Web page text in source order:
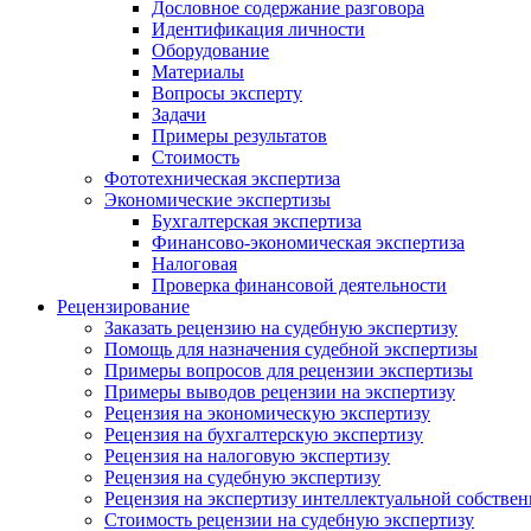
Дословное содержание разговора
Идентификация личности
Оборудование
Материалы
Вопросы эксперту
Задачи
Примеры результатов
Стоимость
Фототехническая экспертиза
Экономические экспертизы
Бухгалтерская экспертиза
Финансово-экономическая экспертиза
Налоговая
Проверка финансовой деятельности
Рецензирование
Заказать рецензию на судебную экспертизу
Помощь для назначения судебной экспертизы
Примеры вопросов для рецензии экспертизы
Примеры выводов рецензии на экспертизу
Рецензия на экономическую экспертизу
Рецензия на бухгалтерскую экспертизу
Рецензия на налоговую экспертизу
Рецензия на судебную экспертизу
Рецензия на экспертизу интеллектуальной
Стоимость рецензии на судебную экспертизу